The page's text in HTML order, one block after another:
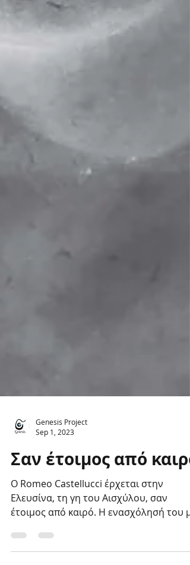
Genesis Project
Sep 1, 2023
Σαν έτοιμος από καιρό
Ο Romeo Castellucci έρχεται στην
έτοιμος από καιρό. Η ενασχόλησή του με
τα Ελευσίνια Μυστήρια...